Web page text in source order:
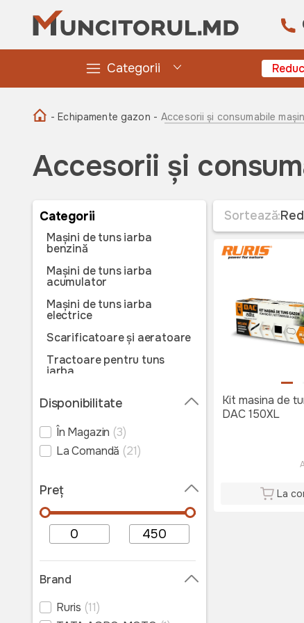
Categorii
- Echipamente gazon - Accesorii și consumabile
Accesorii și
Categorii
Mașini de tuns iarba
benzină
Mașini de tuns iarba
acumulator
Mașini de tuns iarba
electrice
Scarificatoare și aeratoare
Tractoare pentru tuns
iarba
Motocoase
Trimmere pe acumulator
Trimmere electrice
Trimmere pentru tuns gard
viu
Mașini de tuns iarba
motocoase
Accesorii și consumabile
pentru tractoare și roboți
Disponibilitate
În Magazin (3)
La Comandă (21)
Preț
Brand
Ruris (11)
Sortează:
Kit masina de
DAC 150XL
La